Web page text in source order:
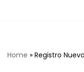
Home » Registro